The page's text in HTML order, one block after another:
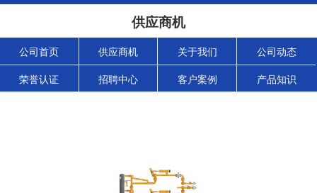
供应商机
公司首页 供应商机 关于我们 公司动态
荣誉认证 招聘中心 客户案例 产品知识